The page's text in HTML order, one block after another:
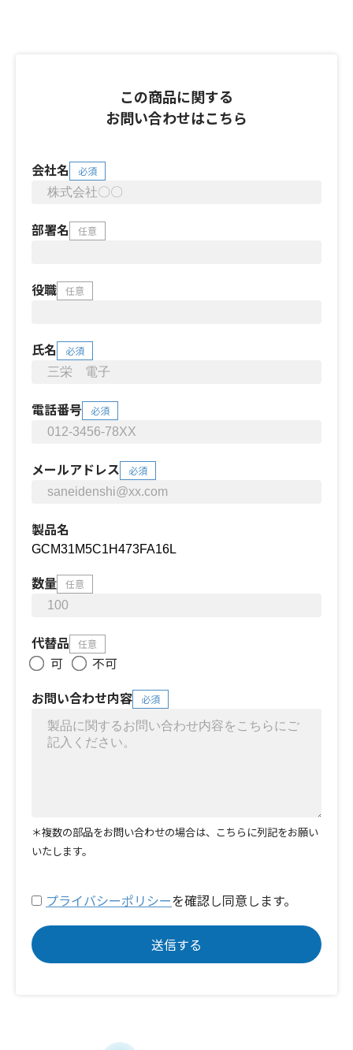
この商品に関する
お問い合わせはこちら
会社名 必須
部署名 任意
役職 任意
氏名 必須
電話番号 必須
メールアドレス 必須
製品名
数量 任意
代替品 任意
可
不可
お問い合わせ内容
必須
＊複数の部品をお問い合わせの場合は、こちらに列記をお願い
いたします。
プライバシーポリシーを確認し同意します。